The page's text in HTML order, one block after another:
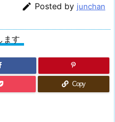
 Posted by junchan
ます
Copy